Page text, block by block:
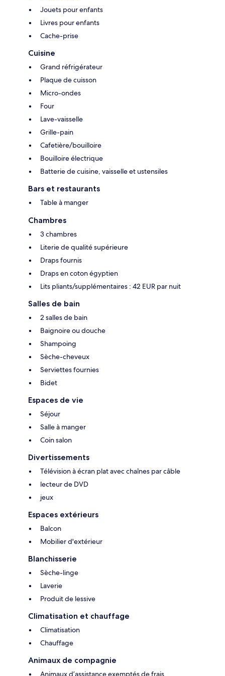
Jouets pour enfants
Livres pour enfants
Cache-prise
Cuisine
Grand réfrigérateur
Plaque de cuisson
Micro-ondes
Four
Lave-vaisselle
Grille-pain
Cafetière/bouilloire
Bouilloire électrique
Batterie de cuisine, vaisselle et ustensiles
Bars et restaurants
Table à manger
Chambres
3 chambres
Literie de qualité supérieure
Draps fournis
Draps en coton égyptien
Lits pliants/supplémentaires : 42 EUR par nuit
Salles de bain
2 salles de bain
Baignoire ou douche
Shampoing
Sèche-cheveux
Serviettes fournies
Bidet
Espaces de vie
Séjour
Salle à manger
Coin salon
Divertissements
Télévision à écran plat avec chaînes par câble
lecteur de DVD
jeux
Espaces extérieurs
Balcon
Mobilier d'extérieur
Blanchisserie
Sèche-linge
Laverie
Produit de lessive
Climatisation et chauffage
Climatisation
Chauffage
Animaux de compagnie
Animaux d’assistance exemptés de frais